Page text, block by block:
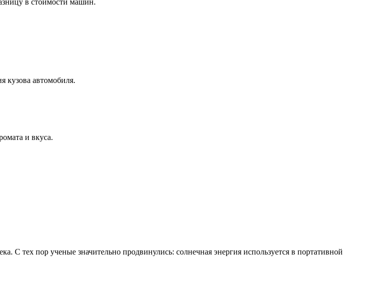
в стоимости машин.
кузова автомобиля.
и вкуса.
С тех пор ученые значительно продвинулись: солнечная энергия используется в портативной